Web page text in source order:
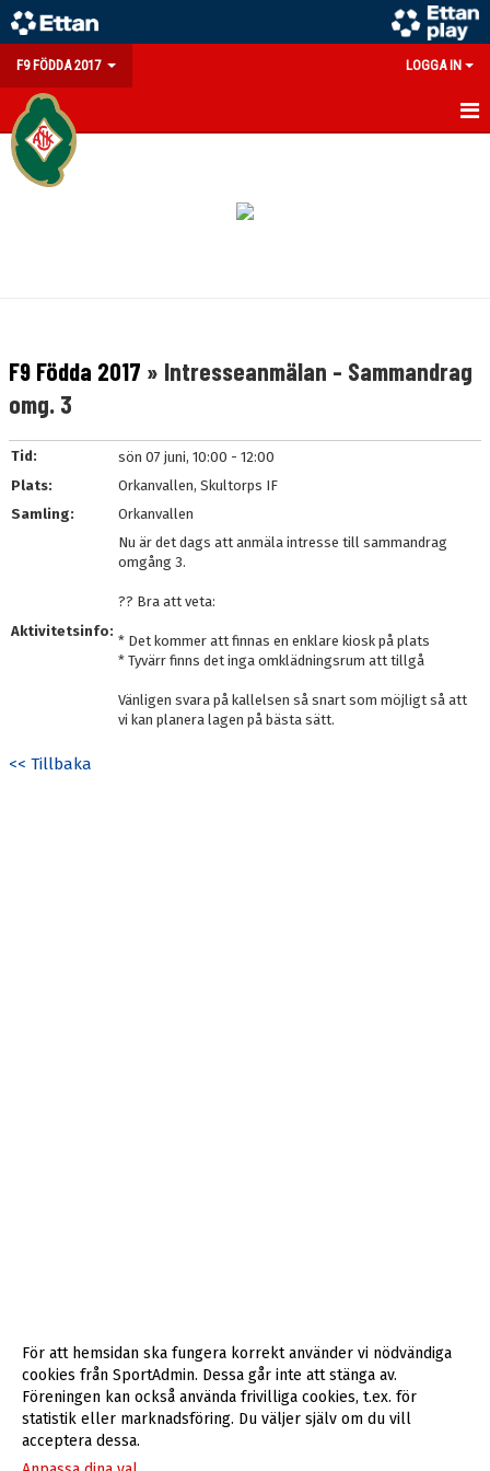
F9 FÖDDA 2017 LOGGA IN
HEM
DOKUMENT
KONTAKT
F9 Födda 2017 » Intresseanmälan - Sammandrag
omg. 3
Tid:
sön 07 juni, 10:00 - 12:00
Plats:
Orkanvallen, Skultorps IF
Samling:
Orkanvallen
Aktivitetsinfo:
Nu är det dags att anmäla intresse till sammandrag
omgång 3.
?? Bra att veta:
* Det kommer att finnas en enklare kiosk på plats
* Tyvärr finns det inga omklädningsrum att tillgå
Vänligen svara på kallelsen så snart som möjligt så att
vi kan planera lagen på bästa sätt.
<< Tillbaka
För att hemsidan ska fungera korrekt använder vi nödvändiga
cookies från SportAdmin. Dessa går inte att stänga av.
Föreningen kan också använda frivilliga cookies, t.ex. för
statistik eller marknadsföring. Du väljer själv om du vill
acceptera dessa.